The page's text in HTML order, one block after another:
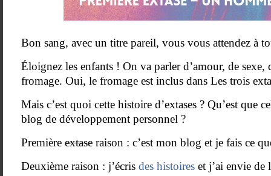
Bon sang, avec un titre pareil, vous vous attendez à
Éloignez les enfants ! On va parler d’amour, de sexe,
fromage. Oui, le fromage est inclus dans Les trois
Mais c’est quoi cette histoire d’extases ? Qu’est que
blog de développement personnel ?
Première extase raison : c’est mon blog et je fais ce
Deuxième raison : j’écris des histoires et j’ai envie de